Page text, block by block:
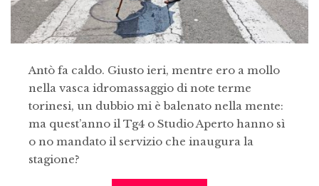
Antò fa caldo. Giusto ieri, mentre ero a mollo
nella vasca idromassaggio di note terme
torinesi, un dubbio mi è balenato nella mente:
ma quest’anno il Tg4 o Studio Aperto hanno sì
o no mandato il servizio che inaugura la
stagione?